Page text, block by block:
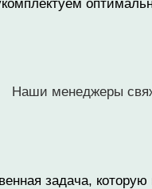
Наши менеджеры
задача,